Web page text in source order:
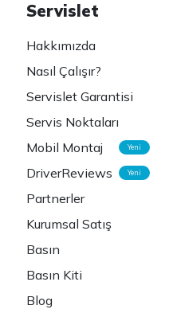
Servislet
Hakkımızda
Nasıl Çalışır?
Servislet Garantisi
Servis Noktaları
Mobil Montaj
Yeni
DriverReviews Yeni
Partnerler
Kurumsal Satış
Basın
Basın Kiti
Blog